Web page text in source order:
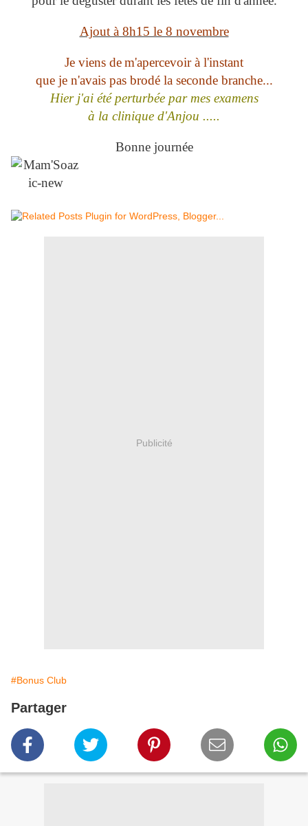
Ajout à 8h15 le 8 novembre
Je viens dem'apercevoir à l'instant
que je n'avais pas brodé la seconde branche...
Hier j'ai été perturbée par mes examens
à la clinique d'Anjou .....
Bonne journée
Publicité
#Bonus Club
Partager